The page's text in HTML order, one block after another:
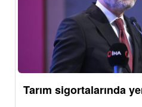
Tarım sigortalarında